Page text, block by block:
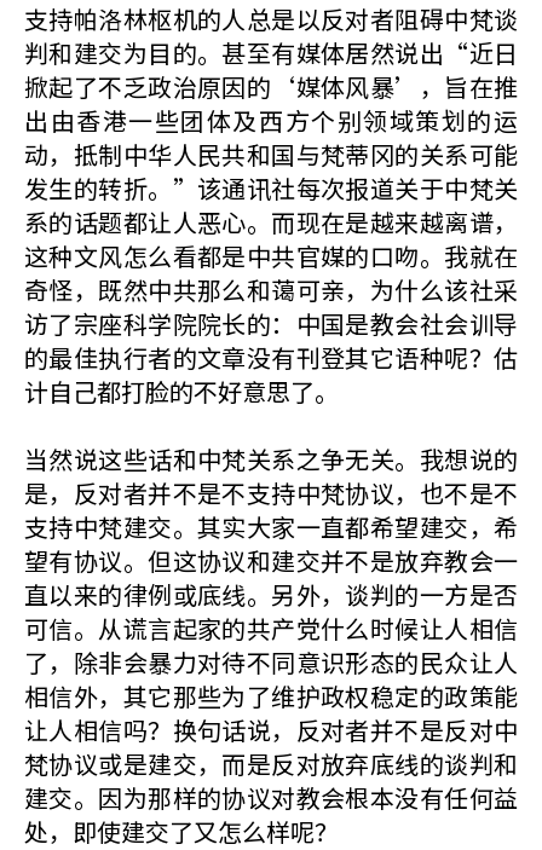
支持帕洛林枢机的人总是以反对者阻碍中梵谈
判和建交为目的。甚至有媒体居然说出“近日
掀起了不乏政治原因的‘媒体风暴’，旨在推
出由香港一些团体及西方个别领域策划的运
动，抵制中华人民共和国与梵蒂冈的关系可能
发生的转折。”该通讯社每次报道关于中梵关
系的话题都让人恶心。而现在是越来越离谱，
这种文风怎么看都是中共官媒的口吻。我就在
奇怪，既然中共那么和蔼可亲，为什么该社采
访了宗座科学院院长的：中国是教会社会训导
的最佳执行者的文章没有刊登其它语种呢？估
计自己都打脸的不好意思了。
当然说这些话和中梵关系之争无关。我想说的
是，反对者并不是不支持中梵协议，也不是不
支持中梵建交。其实大家一直都希望建交，希
望有协议。但这协议和建交并不是放弃教会一
直以来的律例或底线。另外，谈判的一方是否
可信。从谎言起家的共产党什么时候让人相信
了，除非会暴力对待不同意识形态的民众让人
相信外，其它那些为了维护政权稳定的政策能
让人相信吗？换句话说，反对者并不是反对中
梵协议或是建交，而是反对放弃底线的谈判和
建交。因为那样的协议对教会根本没有任何益
处，即使建交了又怎么样呢？